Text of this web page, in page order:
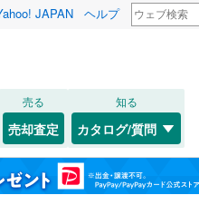
JAPAN ヘルプ
売る
売却査定
知る
カタログ/質問
山形 福島 東区(8)
南区(22)
千歳線(29)
日高本線(4)
宗谷本線(23)
代ケ岡 (0) (0) (
10）
できます。